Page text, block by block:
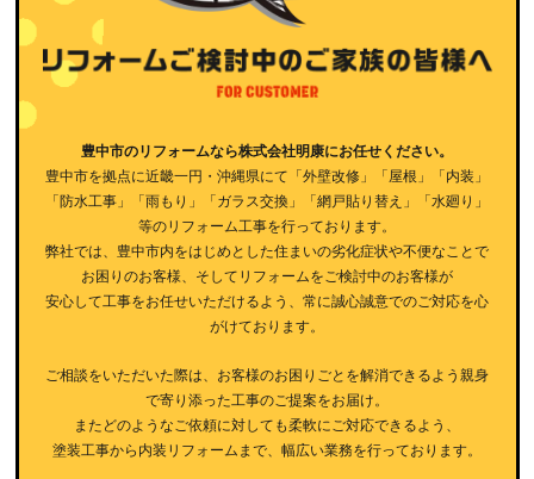
豊中市のリフォームなら株式会社明康にお任せください。
豊中市を拠点に近畿一円・沖縄県にて「外壁改修」「屋根」「内装」
「防水工事」「雨もり」「ガラス交換」「網戸貼り替え」「水廻り」
等のリフォーム工事を行っております。
弊社では、豊中市内をはじめとした住まいの劣化症状や不便なことで
お困りのお客様、そしてリフォームをご検討中のお客様が
安心して工事をお任せいただけるよう、常に誠心誠意でのご対応を心
がけております。
ご相談をいただいた際は、お客様のお困りごとを解消できるよう親身
で寄り添った工事のご提案をお届け。
またどのようなご依頼に対しても柔軟にご対応できるよう、
塗装工事から内装リフォームまで、幅広い業務を行っております。